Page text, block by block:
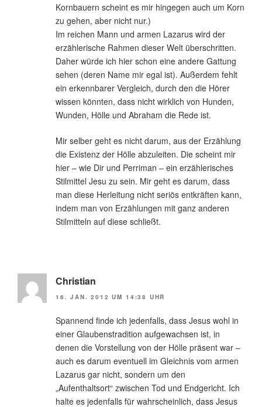
Kornbauern scheint es mir hingegen auch um Korn
zu gehen, aber nicht nur.)
Im reichen Mann und armen Lazarus wird der
erzählerische Rahmen dieser Welt überschritten.
Daher würde ich hier schon eine andere Gattung
sehen (deren Name mir egal ist). Außerdem fehlt
ein erkennbarer Vergleich, durch den die Hörer
wissen könnten, dass nicht wirklich von Hunden,
Wunden, Hölle und Abraham die Rede ist.
Mir selber geht es nicht darum, aus der Erzählung
die Existenz der Hölle abzuleiten. Die scheint mir
hier – wie Dir und Perriman – ein erzählerisches
Stilmittel Jesu zu sein. Mir geht es darum, dass
man diese Herleitung nicht seriös entkräften kann,
indem man von Erzählungen mit ganz anderen
Stilmitteln auf diese schließt.
Christian
16. JAN. 2012 UM 14:38 UHR
Spannend finde ich jedenfalls, dass Jesus wohl in
einer Glaubenstradition aufgewachsen ist, in
denen die Vorstellung von der Hölle präsent war –
auch es darum eventuell im Gleichnis vom armen
Lazarus gar nicht, sondern um den
„Aufenthaltsort“ zwischen Tod und Endgericht. Ich
halte es jedenfalls für wahrscheinlich, dass Jesus